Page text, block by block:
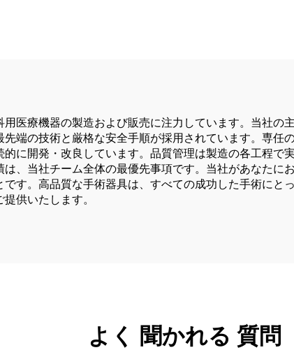
医療機器の製造および販売に注力しています。当社
端の技術と厳格な安全手順が採用されています。専
に開発・改良しています。品質管理は製造の各工程
、当社チーム全体の最優先事項です。当社があなた
す。高品質な手術器具は、すべての成功した手術に
供いたします。
よく 聞かれる 質問